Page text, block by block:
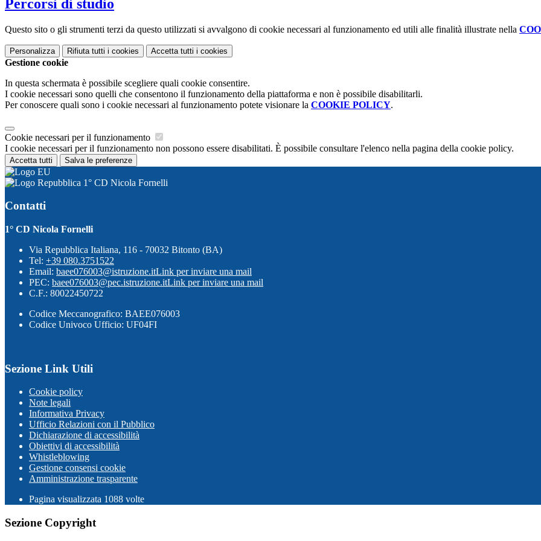
Percorsi di studio
Questo sito o gli strumenti terzi da questo utilizzati si avvalgono di cookie necessari al funzionamento ed utili alle finalità illustrate nella
Personalizza Rifiuta tutti i cookies Accetta tutti i cookies
Gestione cookie
In questa schermata è possibile scegliere quali cookie consentire.
I cookie necessari sono quelli che consentono il funzionamento della piattaforma e non è possibile disabilitarli.
Per conoscere quali sono i cookie necessari al funzionamento potete visionare la COOKIE POLICY.
Cookie necessari per il funzionamento
I cookie necessari per il funzionamento non possono essere disabilitati. È possibile consultare l'elenco nella pagina della cookie policy.
Accetta tutti Salva le preferenze
1° CD Nicola Fornelli
Contatti
1° CD Nicola Fornelli
Via Repubblica Italiana, 116 - 70032 Bitonto (BA)
Tel: +39 080.3751522
Email: baee076003@istruzione.itLink per inviare una mail
PEC: baee076003@pec.istruzione.itLink per inviare una mail
C.F.: 80022450722
Codice Meccanografico: BAEE076003
Codice Univoco Ufficio: UF04FI
Sezione Link Utili
Cookie policy
Note legali
Informativa Privacy
Ufficio Relazioni con il Pubblico
Dichiarazione di accessibilità
Obiettivi di accessibilità
Whistleblowing
Gestione consensi cookie
Amministrazione trasparente
Pagina visualizzata 1088 volte
Sezione Copyright